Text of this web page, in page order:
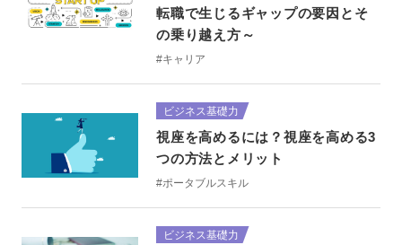
転職で生じるギャップの要因とそ
の乗り越え方～
#キャリア
ビジネス基礎力
視座を高めるには？視座を高める3
つの方法とメリット
#ポータブルスキル
ビジネス基礎力